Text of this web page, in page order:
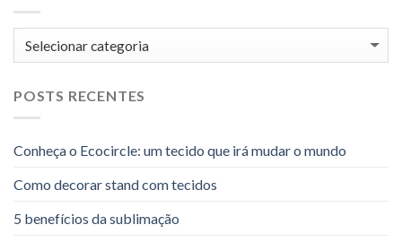
POSTS RECENTES
Conheça o Ecocircle: um tecido que irá mudar o mundo
Como decorar stand com tecidos
5 benefícios da sublimação